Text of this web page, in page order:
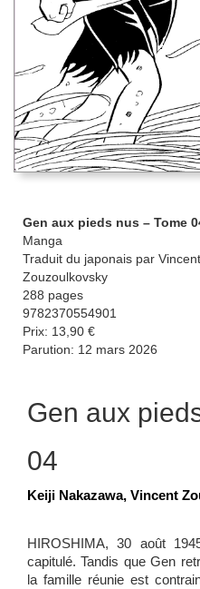
Gen aux pieds nus – Tome
Manga
Traduit du japonais par Vincent
Zouzoulkovsky
288 pages
9782370554901
Prix: 13,90 €
Parution: 12 mars 2026
Gen aux
04
Keiji Nakazawa, Vincent
HIROSHIMA, 30 août
capitulé. Tandis que Gen
la famille réunie est